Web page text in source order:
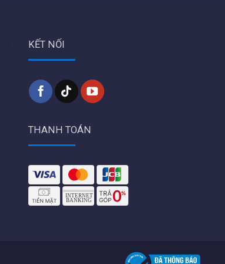
KẾT NỐI
THANH TOÁN